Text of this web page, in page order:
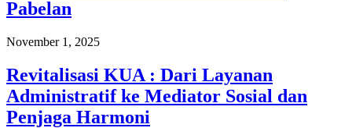
Pabelan
November 1, 2025
Revitalisasi KUA : Dari Layanan
Administratif ke Mediator Sosial dan
Penjaga Harmoni